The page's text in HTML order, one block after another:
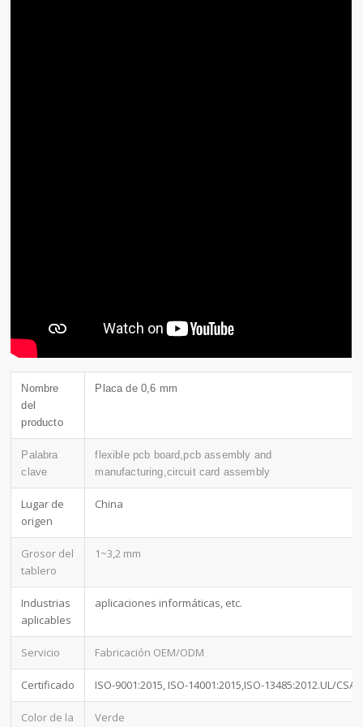
Nombre
del
producto
Placa de 0,6 mm
Palabra
clave
flexible pcb board,pcb assembly and
manufacturing,circuit card assembly
Lugar de
origen
China
Grosor del
tablero
1~3,2 mm
Industrias
aplicables
aplicaciones informáticas, etc.
Servicio Fabricación OEM/ODM
Certificado ISO-9001:2015, ISO-14001:2015,ISO-13485:2012.UL/CSA
Color de la Verde